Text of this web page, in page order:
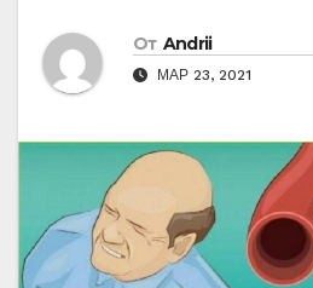
От Andrii
МАР 23, 2021